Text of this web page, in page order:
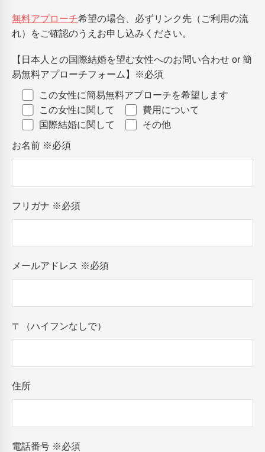
無料アプローチ希望の場合、必ずリンク先（ご利用の流
れ）をご確認のうえお申し込みください。
【日本人との国際結婚を望む女性へのお問い合わせ or 簡
易無料アプローチフォーム】
※必須
この女性に簡易無料アプローチを希望します
この女性に関して
費用について
国際結婚に関して
その他
お名前 ※必須
フリガナ ※必須
メールアドレス ※必須
〒（ハイフンなしで）
住所
電話番号 ※必須